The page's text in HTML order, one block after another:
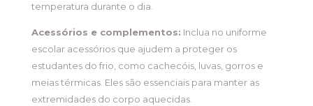
temperatura durante o dia.
Acessórios e complementos: Inclua no uniforme
escolar acessórios que ajudem a proteger os
estudantes do frio, como cachecóis, luvas, gorros e
meias térmicas. Eles são essenciais para manter as
extremidades do corpo aquecidas.